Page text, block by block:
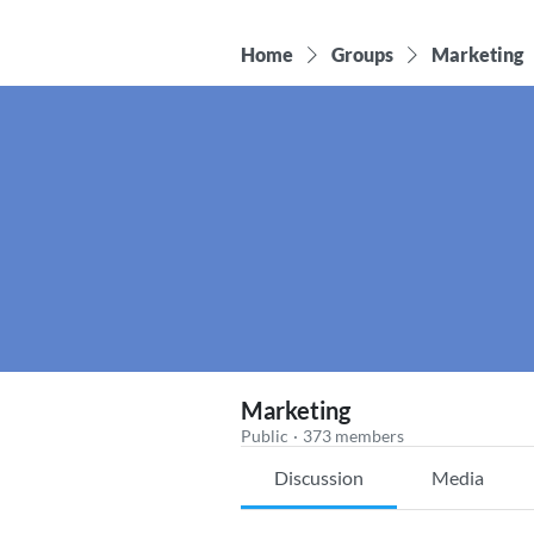
Home Groups Marketing
Marketing
Public · 373 members
Discussion Media